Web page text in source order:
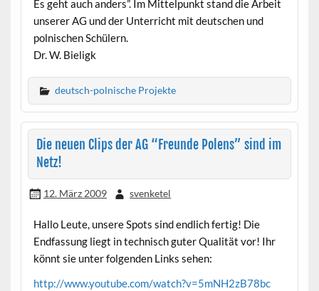
Es geht auch anders”. Im Mittelpunkt stand die Arbeit
unserer AG und der Unterricht mit deutschen und
polnischen Schülern.
Dr. W. Bieligk
deutsch-polnische Projekte
Die neuen Clips der AG “Freunde Polens” sind im
Netz!
12. März 2009 svenketel
Hallo Leute, unsere Spots sind endlich fertig! Die
Endfassung liegt in technisch guter Qualität vor! Ihr
könnt sie unter folgenden Links sehen:
http://www.youtube.com/watch?v=5mNH2zB78bc